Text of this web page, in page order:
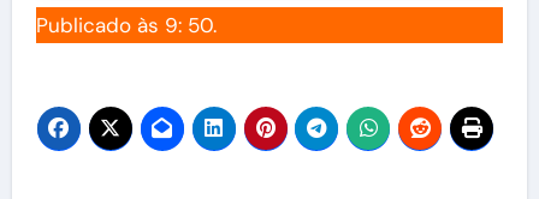
Publicado às 9: 50.